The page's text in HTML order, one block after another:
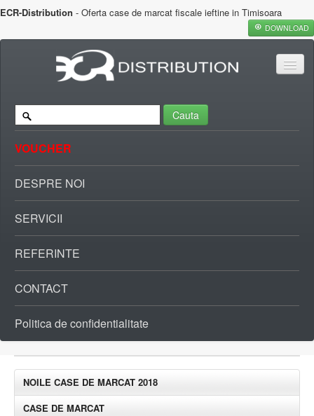
ECR-Distribution - Oferta case de marcat fiscale ieftine in Timisoara
DOWNLOAD
Cauta
VOUCHER
DESPRE NOI
SERVICII
REFERINTE
CONTACT
Politica de confidentialitate
NOILE CASE DE MARCAT 2018
CASE DE MARCAT